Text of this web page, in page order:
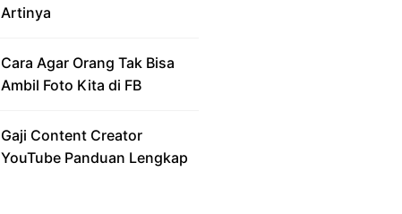
Artinya
Cara Agar Orang Tak Bisa
Ambil Foto Kita di FB
Gaji Content Creator
YouTube Panduan Lengkap